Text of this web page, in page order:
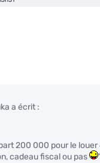
a écrit :
200 000 pour le louer
cadeau fiscal ou pas